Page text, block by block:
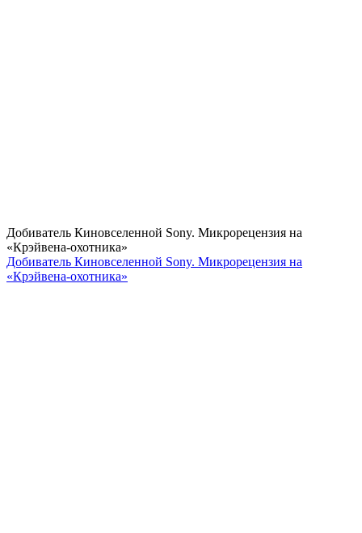
Добиватель Киновселенной Sony. Микрорецензия на
«Крэйвена-охотника»
Добиватель Киновселенной Sony. Микрорецензия на
«Крэйвена-охотника»